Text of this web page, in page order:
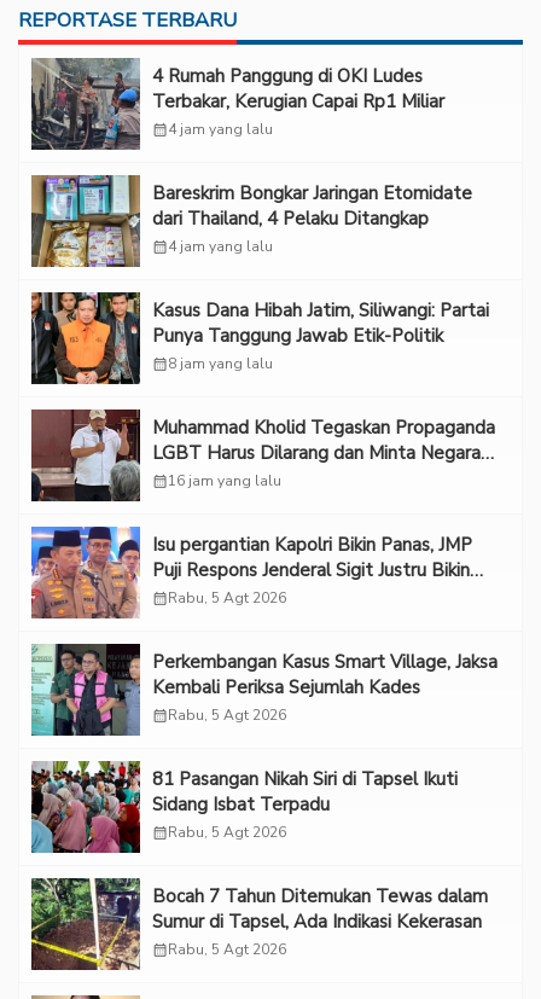
REPORTASE TERBARU
‎4 Rumah Panggung di OKI Ludes
Terbakar, Kerugian Capai Rp1 Miliar
calendar_month4 jam yang lalu
Bareskrim Bongkar Jaringan Etomidate
dari Thailand, 4 Pelaku Ditangkap
calendar_month4 jam yang lalu
Kasus Dana Hibah Jatim, Siliwangi: Partai
Punya Tanggung Jawab Etik-Politik
calendar_month8 jam yang lalu
Muhammad Kholid Tegaskan Propaganda
LGBT Harus Dilarang dan Minta Negara
Melindungi Korban
calendar_month16 jam yang lalu
Isu pergantian Kapolri Bikin Panas, JMP
Puji Respons Jenderal Sigit Justru Bikin
“Adem”
calendar_monthRabu, 5 Agt 2026
Perkembangan Kasus Smart Village, Jaksa
Kembali Periksa Sejumlah Kades
calendar_monthRabu, 5 Agt 2026
81 Pasangan Nikah Siri di Tapsel Ikuti
Sidang Isbat Terpadu
calendar_monthRabu, 5 Agt 2026
Bocah 7 Tahun Ditemukan Tewas dalam
Sumur di Tapsel, Ada Indikasi Kekerasan
calendar_monthRabu, 5 Agt 2026